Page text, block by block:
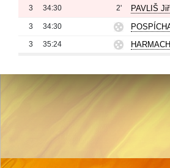
3 34:30 2' PAVLIŠ
3 34:30
3 35:24